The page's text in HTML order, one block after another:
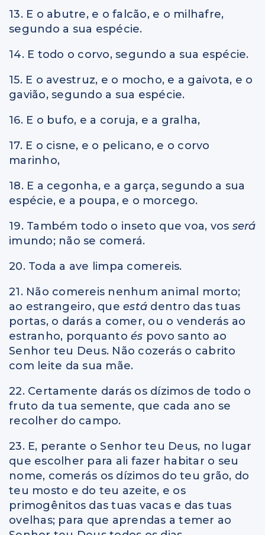
13. E o abutre, e o falcão, e o milhafre,
segundo a sua espécie.
14. E todo o corvo, segundo a sua espécie.
15. E o avestruz, e o mocho, e a gaivota, e o
gavião, segundo a sua espécie.
16. E o bufo, e a coruja, e a gralha,
17. E o cisne, e o pelicano, e o corvo
marinho,
18. E a cegonha, e a garça, segundo a sua
espécie, e a poupa, e o morcego.
19. Também todo o inseto que voa, vos será
imundo; não se comerá.
20. Toda a ave limpa comereis.
21. Não comereis nenhum animal morto;
ao estrangeiro, que está dentro das tuas
portas, o darás a comer, ou o venderás ao
estranho, porquanto és povo santo ao
Senhor teu Deus. Não cozerás o cabrito
com leite da sua mãe.
22. Certamente darás os dízimos de todo o
fruto da tua semente, que cada ano se
recolher do campo.
23. E, perante o Senhor teu Deus, no lugar
que escolher para ali fazer habitar o seu
nome, comerás os dízimos do teu grão, do
teu mosto e do teu azeite, e os
primogênitos das tuas vacas e das tuas
ovelhas; para que aprendas a temer ao